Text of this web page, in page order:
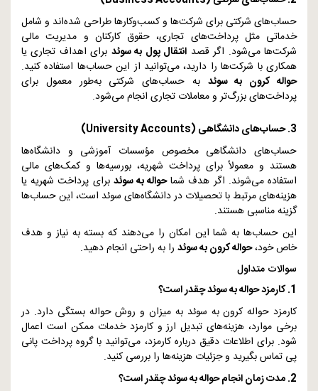
حساب‌های شرکتی برای شرکت‌ها و کسب‌وکارها طراحی شده‌اند و شامل
خدماتی مثل پرداخت‌های تجاری، حقوق کارکنان و مدیریت مالی
شرکت‌ها می‌شود. اگر قصد انتقال پول به سوئد برای اهداف تجاری یا
همکاری با شرکت‌ها را دارید، می‌توانید از این حساب‌ها استفاده کنید.
حواله کرون به سوئد به حساب‌های شرکتی به‌طور معمول برای
پرداخت‌های بزرگ‌تر و معاملات تجاری انجام می‌شود.
3. حساب‌های دانشگاهی (
University Accounts
)
حساب‌های دانشگاهی مخصوص مؤسسات آموزشی و دانشگاه‌ها
هستند و معمولاً برای پرداخت شهریه، بورسیه‌ها و کمک‌های مالی
استفاده می‌شوند. اگر هدف شماحواله به سوئد برای پرداخت شهریه یا
هزینه‌های مرتبط با تحصیلات در دانشگاه‌های سوئد است، این حساب‌ها
گزینه مناسبی هستند.
این حساب‌ها به شما این امکان را می‌دهند که بسته به نیاز و هدف
خاص خود،حواله کرون به سوئد را به راحتی انجام دهید.
سوالات متداول
1. کارمزد حواله به سوئد چقدر است؟
کارمزد حواله کرون به سوئد به میزان و روش حواله بستگی دارد. در
برخی موارد، هزینه‌های تبدیل ارز و کارمزد خدمات ممکن است اعمال
شود. برای اطلاعات دقیق درباره کارمزد، می‌توانید با گروه پرداخت پانی
پی تماس بگیرید و جزئیات هزینه‌ها را بررسی کنید.
2. مدت زمان انجام حواله به سوئد چقدر است؟